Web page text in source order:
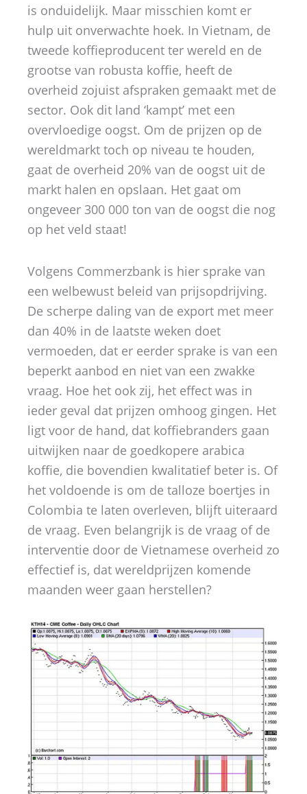
is onduidelijk. Maar misschien komt er
hulp uit onverwachte hoek. In Vietnam, de
tweede koffieproducent ter wereld en de
grootse van robusta koffie, heeft de
overheid zojuist afspraken gemaakt met de
sector. Ook dit land ‘kampt’ met een
overvloedige oogst. Om de prijzen op de
wereldmarkt toch op niveau te houden,
gaat de overheid 20% van de oogst uit de
markt halen en opslaan. Het gaat om
ongeveer 300 000 ton van de oogst die nog
op het veld staat!
Volgens Commerzbank is hier sprake van
een welbewust beleid van prijsopdrijving.
De scherpe daling van de export met meer
dan 40% in de laatste weken doet
vermoeden, dat er eerder sprake is van een
beperkt aanbod en niet van een zwakke
vraag. Hoe het ook zij, het effect was in
ieder geval dat prijzen omhoog gingen. Het
ligt voor de hand, dat koffiebranders gaan
uitwijken naar de goedkopere arabica
koffie, die bovendien kwalitatief beter is. Of
het voldoende is om de talloze boertjes in
Colombia te laten overleven, blijft uiteraard
de vraag. Even belangrijk is de vraag of de
interventie door de Vietnamese overheid zo
effectief is, dat wereldprijzen komende
maanden weer gaan herstellen?